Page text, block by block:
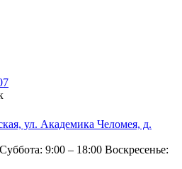
ул. Академика Челомея, д.
Суббота: 9:00 – 18:00 Воскресенье: